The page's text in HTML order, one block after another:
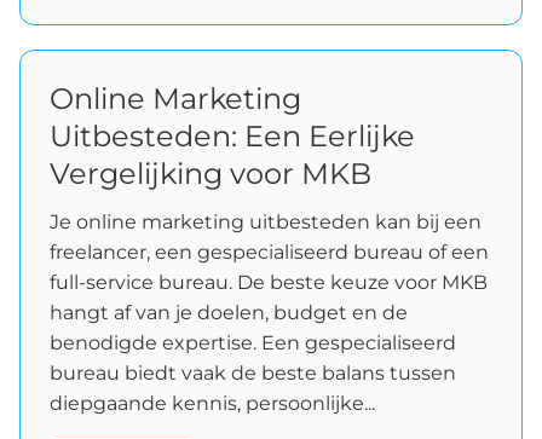
Online Marketing
Uitbesteden: Een Eerlijke
Vergelijking voor MKB
Je online marketing uitbesteden kan bij een
freelancer, een gespecialiseerd bureau of een
full-service bureau. De beste keuze voor MKB
hangt af van je doelen, budget en de
benodigde expertise. Een gespecialiseerd
bureau biedt vaak de beste balans tussen
diepgaande kennis, persoonlijke...